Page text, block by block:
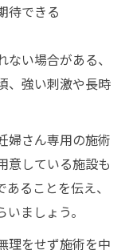
待できる
い場合がある、
、強い刺激や長時
婦さん専用の施術
意している施設も
ることを伝え、
ましょう。
理をせず施術を中